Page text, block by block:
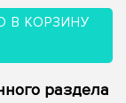
В КОРЗИНУ
раздела